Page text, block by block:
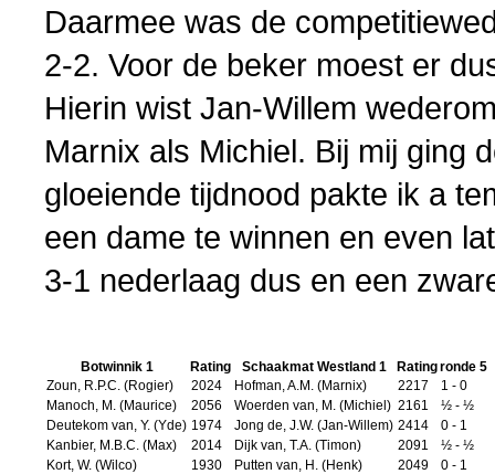
Daarmee was de
2-2. Voor de beker moest er
Hierin wist Jan-Willem
Marnix als Michiel. Bij mij ging
gloeiende tijdnood pakte ik a
een dame te winnen en even
3-1 nederlaag dus en een
Botwinnik 1 Rating Schaakmat Westland 1 Ratingronde 5
Zoun, R.P.C. (Rogier)
2024 Hofman, A.M. (Marnix) 2217
1 - 0
Manoch, M. (Maurice)
2056 Woerden van, M. (Michiel) 2161
½ - ½
Deutekom van, Y. (Yde) 1974 Jong de, J.W. (Jan-Willem) 2414
0 - 1
Kanbier, M.B.C. (Max)
2014 Dijk van, T.A. (Timon) 2091
½ - ½
Kort, W. (Wilco)
1930 Putten van, H. (Henk) 2049
0 - 1